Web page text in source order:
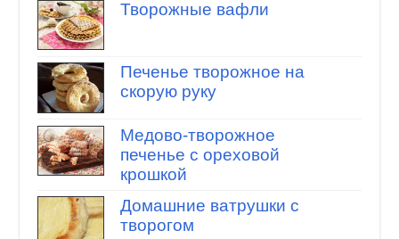
Творожные вафли
Печенье творожное на
скорую руку
Медово-творожное
печенье с ореховой
крошкой
Домашние ватрушки с
творогом